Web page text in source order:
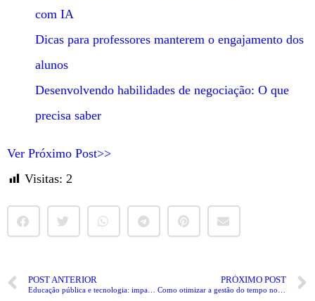
com IA
Dicas para professores manterem o engajamento dos
alunos
Desenvolvendo habilidades de negociação: O que
precisa saber
Ver Próximo Post>>
Visitas: 2
POST ANTERIOR PRÓXIMO POST